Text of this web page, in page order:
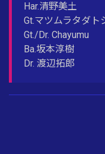
Har.清野美土
Gt.マツムラタダト
Gt./Dr. Chayumu
Ba.坂本淳樹
Dr. 渡辺拓郎